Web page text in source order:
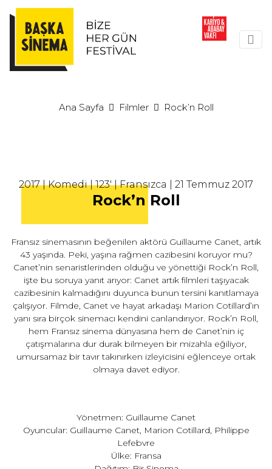
Ana Sayfa Filmler Rock’n Roll
2017 | Komedi | 123' | Fransızca | 21 Temmuz 2017
Rock’n Roll
Fransız sinemasının beğenilen aktörü Guillaume Canet, artık
43 yaşında. Peki, yaşına rağmen cazibesini koruyor mu?
Canet’nin senaristlerinden olduğu ve yönettiği Rock’n Roll,
işte bu soruya yanıt arıyor: Canet artık filmleri taşıyacak
cazibesinin kalmadığını duyunca bunun tersini kanıtlamaya
çalışıyor. Filmde, Canet ve hayat arkadaşı Marion Cotillard’ın
yanı sıra birçok sinemacı kendini canlandırıyor. Rock’n Roll,
hem Fransız sinema dünyasına hem de Canet’nin iç
çatışmalarına dur durak bilmeyen bir mizahla eğiliyor,
umursamaz bir tavır takınırken izleyicisini eğlenceye ortak
olmaya davet ediyor.
Yönetmen: Guillaume Canet
Oyuncular: Guillaume Canet, Marion Cotillard, Philippe
Lefebvre
Ülke: Fransa